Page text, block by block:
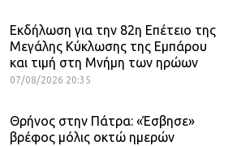
Εκδήλωση για την 82η Επέτειο της
Μεγάλης Κύκλωσης της Εμπάρου
και τιμή στη Μνήμη των ηρώων
07/08/2026 20:35
Θρήνος στην Πάτρα: «Έσβησε»
βρέφος μόλις οκτώ ημερών